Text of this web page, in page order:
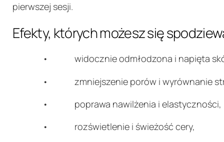
pierwszej sesji.
Efekty, których możesz się
• widocznie odmłodzona i napięta
• zmniejszenie porów i wyrównanie
• poprawa nawilżenia i elastyczności,
• rozświetlenie i świeżość cery,